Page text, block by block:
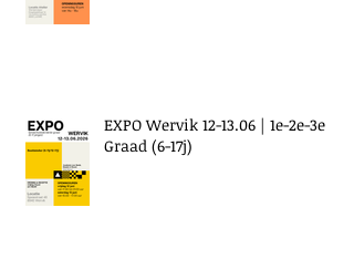
EXPO Wervik 12-13.06 | 1e-2e-3e
Graad (6-17j)